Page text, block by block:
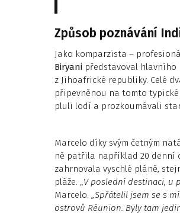
Způsob poznávání
Jako komparzista –
Biryani představoval
z Jihoafrické republiky. Celé
připevněnou na tomto
pluli lodí a prozkoumávali
Marcelo díky svým četným
ně patřila například 20 denní
zahrnovala vyschlé pláně,
pláže. „V poslední destinaci, u
Marcelo. „Spřátelil jsem se s
ostrovů Réunion. Byly tam